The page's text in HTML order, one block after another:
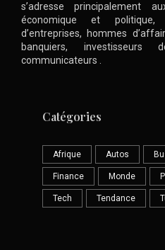
s’adresse principalement
économique et
d’entreprises, hommes
banquiers,
communicateurs .
Catégories
Afrique Autos
Finance Monde
Tech Tendance